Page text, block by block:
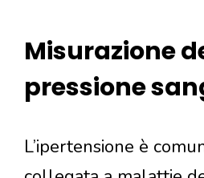
Misurazione
pressione
L’ipertensione è